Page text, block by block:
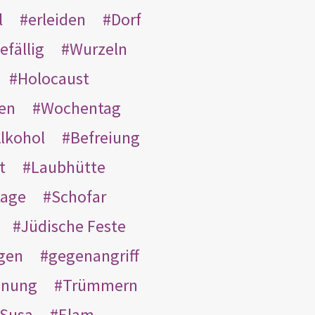
erleiden
Dorf
Wurzeln
Holocaust
Wochentag
Befreiung
Laubhütte
Schofar
Jüdische Feste
gegenangriff
Trümmern